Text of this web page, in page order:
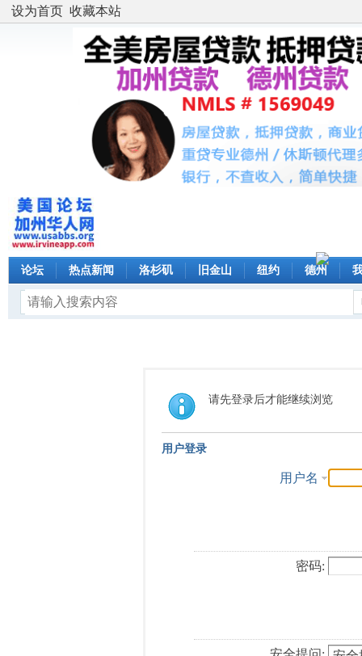
设为首页 收藏本站
论坛 热点新闻 洛杉矶 旧金山 纽约 德州
请先登录后才能继续浏览
用户登录
用户名
密码: